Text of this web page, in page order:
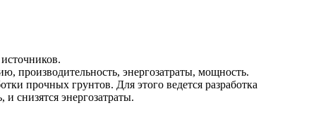
производительность, энергозатраты, мощность.
прочных грунтов. Для этого ведется разработка
снизятся энергозатраты.